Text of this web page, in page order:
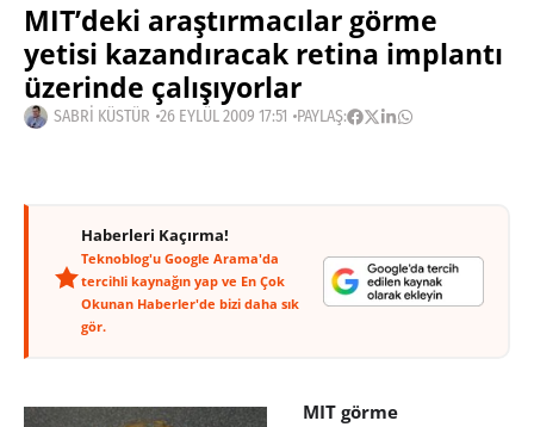
MIT’deki araştırmacılar görme
yetisi kazandıracak retina implantı
üzerinde çalışıyorlar
SABRI KÜSTÜR 26 EYLÜL 2009 17:51 PAYLAŞ:
Haberleri Kaçırma!
Teknoblog'u Google Arama'da
tercihli kaynağın yap ve En Çok
Okunan Haberler'de bizi daha sık
gör.
MIT görme